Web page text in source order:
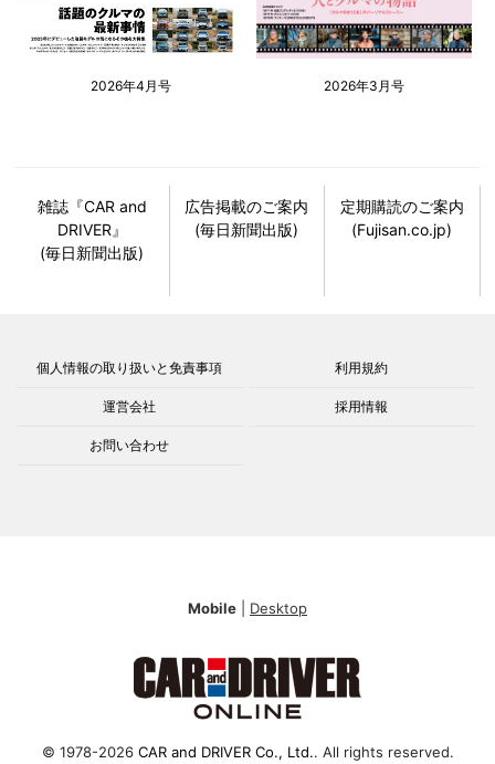
2026年4月号 2026年3月号
雑誌『CAR and
DRIVER』
(毎日新聞出版)
広告掲載のご案内
(毎日新聞出版)
定期購読のご案内
(Fujisan.co.jp)
個人情報の取り扱いと免責事項 利用規約
運営会社 採用情報
お問い合わせ
Mobile Desktop
© 1978-2026 CAR and DRIVER Co., Ltd.. All rights reserved.